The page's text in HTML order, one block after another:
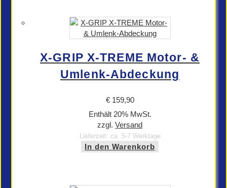
X-GRIP X-TREME Motor- &
Umlenk-Abdeckung
€159,90
Enthält 20% MwSt.
zzgl. Versand
Lieferzeit: ca. 5-7 Werktage
In den Warenkorb